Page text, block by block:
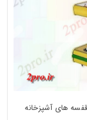
های آشپزخانه